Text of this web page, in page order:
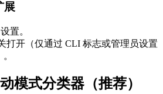
展
置。
打开（仅通过 CLI 标志或管理员设置
模式分类器（推荐）